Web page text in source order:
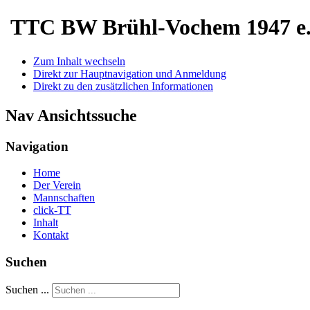
TTC BW Brühl-Vochem 1947
Zum Inhalt wechseln
Direkt zur Hauptnavigation und Anmeldung
Direkt zu den zusätzlichen Informationen
Nav Ansichtssuche
Navigation
Home
Der Verein
Mannschaften
click-TT
Inhalt
Kontakt
Suchen
Suchen ...